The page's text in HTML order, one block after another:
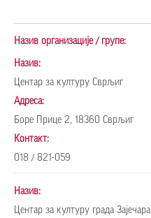
Назив организације / групе:
Назив:
Центар за културу Сврљиг
Адреса:
Боре Прице 2, 18360 Сврљиг
Контакт:
018 / 821-059
Назив:
Центар за културу града Зајечара